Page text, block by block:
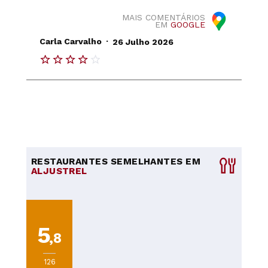
MAIS COMENTÁRIOS
EM GOOGLE
Carla Carvalho . 26 Julho 2026
RESTAURANTES SEMELHANTES EM
ALJUSTREL
5,8
126